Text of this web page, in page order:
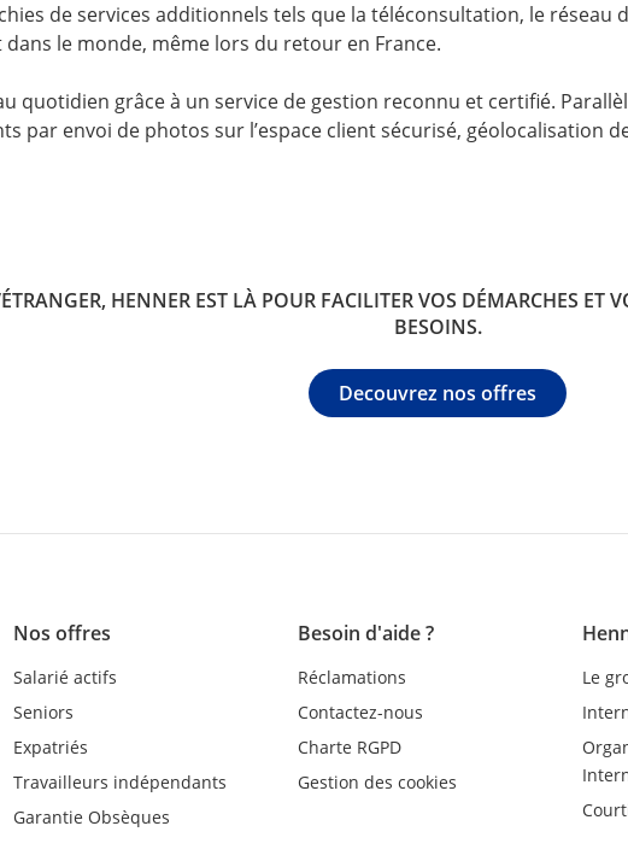
de services additionnels tels que la téléconsultation, le réseau
le monde, même lors du retour en France.
quotidien grâce à un service de gestion reconnu et certifié.
par envoi de photos sur l’espace client sécurisé, géolocalisation
HENNER EST LÀ POUR FACILITER VOS DÉMARCHES ET
BESOINS.
Decouvrez nos offres
Nos offres
Salarié actifs
Seniors
Expatriés
Travailleurs indépendants
Garantie Obsèques
Besoin d'aide ?
Réclamations
Contactez-nous
Charte RGPD
Gestion des cookies
Le